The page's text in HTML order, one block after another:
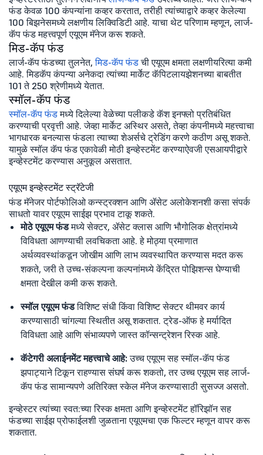
फंड केवळ 100 कंपन्यांना कव्हर करतात, तरीही त्यांच्याद्वारे कव्हर केलेल्या
100 बिझनेसमध्ये लक्षणीय लिक्विडिटी आहे. याचा थेट परिणाम म्हणून, लार्ज-
कॅप फंड महत्त्वपूर्ण एयूएम मॅनेज करू शकते.
मिड-कॅप फंड
लार्ज-कॅप फंडच्या तुलनेत,मिड-कॅप फंडची एयूएम क्षमता लक्षणीयरित्या कमी
आहे. मिडकॅप कंपन्या अनेकदा त्यांच्या मार्केट कॅपिटलायझेशनच्या बाबतीत
101 ते 250 श्रेणीमध्ये येतात.
स्मॉल-कॅप फंड
स्मॉल-कॅप फंडमध्ये दिलेल्या वेळेच्या पलीकडे कॅश इनफ्लो प्रतिबंधित
करण्याची प्रवृत्ती आहे. जेव्हा मार्केट अस्थिर असते, तेव्हा कंपनीमध्ये महत्त्वाचा
भागधारक बनल्यास फंडला त्याच्या शेअर्सचे ट्रेडिंग करणे कठीण असू शकते.
यामुळे स्मॉल कॅप फंड एकावेळी मोठी इन्व्हेस्टमेंट करण्याऐवजी एसआयपीद्वारे
इन्व्हेस्टमेंट करण्यास अनुकूल असतात.
एयूएम इन्व्हेस्टमेंट स्ट्रॅटेजी
फंड मॅनेजर पोर्टफोलिओ कन्स्ट्रक्शन आणि ॲसेट अलोकेशनशी कसा संपर्क
साधतो यावर एयूएम साईझ प्रभाव टाकू शकते.
मोठे एयूएम फंडमध्ये सेक्टर, ॲसेट क्लास आणि भौगोलिक क्षेत्रांमध्ये
विविधता आणण्याची लवचिकता आहे. हे मोठ्या प्रमाणात
अर्थव्यवस्थांकडून जोखीम आणि लाभ व्यवस्थापित करण्यास मदत करू
शकते, जरी ते उच्च-संकल्पना कल्पनांमध्ये केंद्रित पोझिशन्स घेण्याची
क्षमता देखील कमी करू शकते.
स्मॉल एयूएम फंडविशिष्ट संधी किंवा विशिष्ट सेक्टर थीमवर कार्य
करण्यासाठी चांगल्या स्थितीत असू शकतात. ट्रेड-ऑफ हे मर्यादित
विविधता आहे आणि संभाव्यपणे जास्त कॉन्सन्ट्रेशन रिस्क आहे.
कॅटेगरी अलाईनमेंट महत्त्वाचे आहे:उच्च एयूएम सह स्मॉल-कॅप फंड
झपाट्याने टिकून राहण्यास संघर्ष करू शकतो, तर उच्च एयूएम सह लार्ज-
कॅप फंड सामान्यपणे अतिरिक्त स्केल मॅनेज करण्यासाठी सुसज्ज असतो.
इन्व्हेस्टर त्यांच्या स्वत:च्या रिस्क क्षमता आणि इन्व्हेस्टमेंट हॉरिझॉन सह
फंडच्या साईझ प्रोफाईलशी जुळताना एयूएमचा एक फिल्टर म्हणून वापर करू
शकतात.